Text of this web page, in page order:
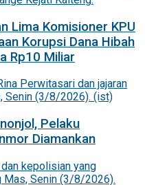
Lima Komisioner KPU
Korupsi Dana Hibah
Rp10 Miliar
Pelaku
Diamankan